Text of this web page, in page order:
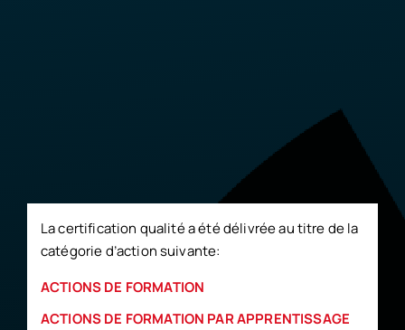
La certification qualité a été délivrée au titre de la
catégorie d’action suivante:
ACTIONS DE FORMATION
ACTIONS DE FORMATION PAR APPRENTISSAGE